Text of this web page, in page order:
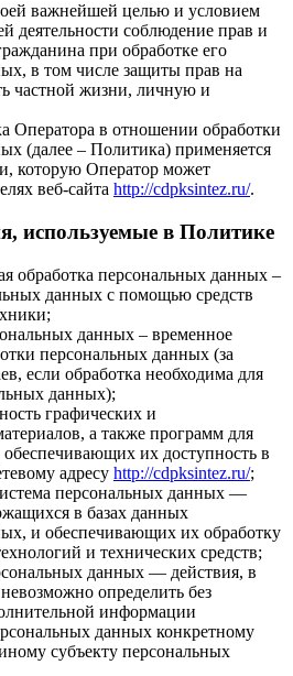
важнейшей целью и условием
деятельности соблюдение прав и
при обработке его
в том числе защиты прав на
частной жизни, личную и
Оператора в отношении обработки
(далее – Политика) применяется
которую Оператор может
веб-сайта http://cdpksintez.ru/.
используемые в Политике
обработка персональных данных –
данных с помощью средств
данных – временное
персональных данных (за
если обработка необходима для
данных);
графических и
а также программ для
их доступность в
адресу http://cdpksintez.ru/;
персональных данных —
в базах данных
и обеспечивающих их обработку
и технических средств;
данных — действия, в
определить без
информации
данных конкретному
субъекту персональных